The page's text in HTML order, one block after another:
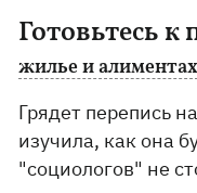
Готовьтесь к
жилье и алиментах
Грядет перепись
изучила, как она
"социологов" не